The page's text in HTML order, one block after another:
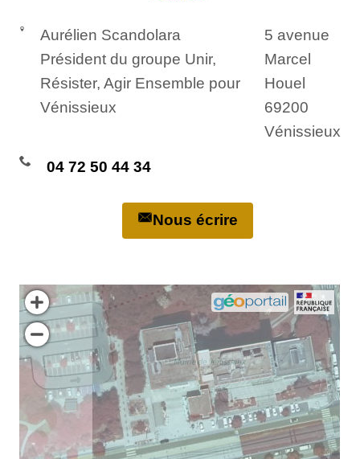
Aurélien Scandolara
Président du groupe Unir,
Résister, Agir Ensemble pour
Vénissieux
5 avenue
Marcel
Houel
69200
Vénissieux
04 72 50 44 34
Nous écrire